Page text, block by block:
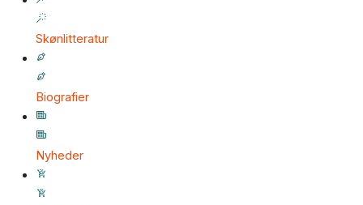
Skønlitteratur
Biografier
Nyheder